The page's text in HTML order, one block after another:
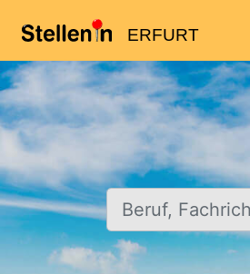
ERFURT
Beruf, Fachrichtung,